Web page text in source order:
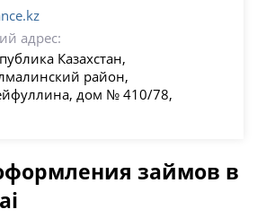
адрес:
Казахстан,
район,
дом № 410/78,
займов в